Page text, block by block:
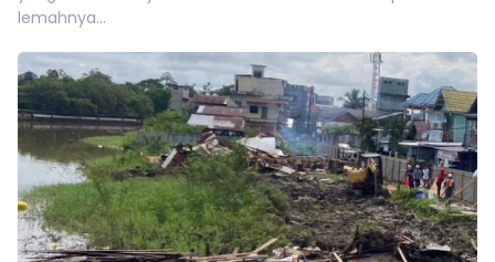
lemahnya...